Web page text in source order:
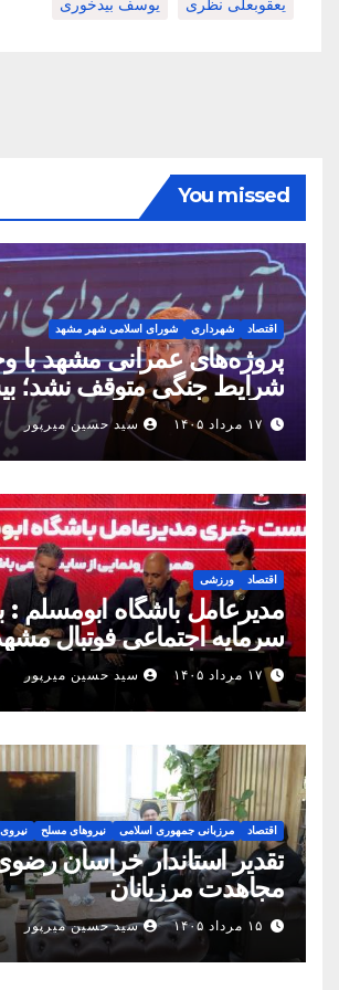
یعقوبعلی نظری یوسف بیدخوری
You missed
اقتصاد شهرداری شورای اسلامی شهر مشهد
پروژه‌های عمرانی مشهد با
همت پروژه در
رسید
۱۷ مرداد ۱۴۰۵ سید حسین میرپور
اقتصاد ورزشی
مدیرعامل باشگاه ابومسلم
سرمایه اجتماعی فوتبال
مشترک استان شکل بگیرد
۱۷ مرداد ۱۴۰۵ سید حسین میرپور
اقتصاد مرزبانی جمهوری اسلامی نیروهای مسلح
تقدیر استاندار خراسان
مجاهدت مرزبانان
۱۵ مرداد ۱۴۰۵ سید حسین میرپور